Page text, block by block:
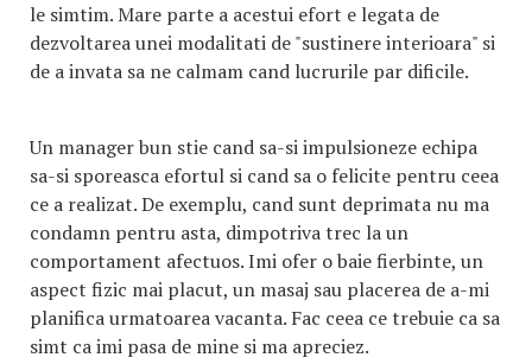
le simtim. Mare parte a acestui efort e legata de
dezvoltarea unei modalitati de "sustinere interioara" si
de a invata sa ne calmam cand lucrurile par dificile.
Un manager bun stie cand sa-si impulsioneze echipa
sa-si sporeasca efortul si cand sa o felicite pentru ceea
ce a realizat. De exemplu, cand sunt deprimata nu ma
condamn pentru asta, dimpotriva trec la un
comportament afectuos. Imi ofer o baie fierbinte, un
aspect fizic mai placut, un masaj sau placerea de a-mi
planifica urmatoarea vacanta. Fac ceea ce trebuie ca sa
simt ca imi pasa de mine si ma apreciez.